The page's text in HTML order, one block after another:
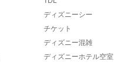
ディズニーシー
チケット
ディズニー混雑
ディズニーホテル空室